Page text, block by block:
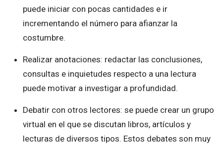
puede iniciar con pocas cantidades e ir
incrementando el número para afianzar la
costumbre.
Realizar anotaciones: redactar las conclusiones,
consultas e inquietudes respecto a una lectura
puede motivar a investigar a profundidad.
Debatir con otros lectores: se puede crear un grupo
virtual en el que se discutan libros, artículos y
lecturas de diversos tipos. Estos debates son muy